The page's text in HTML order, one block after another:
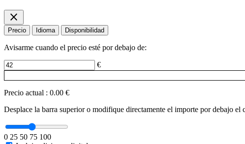
close
Precio Idioma Disponibilidad
Avisarme cuando el precio esté por debajo de:
€
Precio actual : 0.00 €
Desplace la barra superior o modifique directamente el importe por debajo el
0 25 50 75 100